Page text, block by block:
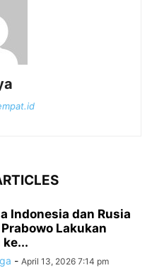
Indonesia dan Rusia
Lakukan
ke...
- April 13, 2026 7:14 pm